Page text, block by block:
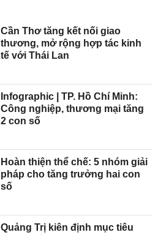
Cần Thơ tăng kết nối giao
thương, mở rộng hợp tác kinh
tế với Thái Lan
Infographic | TP. Hồ Chí Minh:
Công nghiệp, thương mại tăng
2 con số
Hoàn thiện thể chế: 5 nhóm giải
pháp cho tăng trưởng hai con
số
Quảng Trị kiên định mục tiêu